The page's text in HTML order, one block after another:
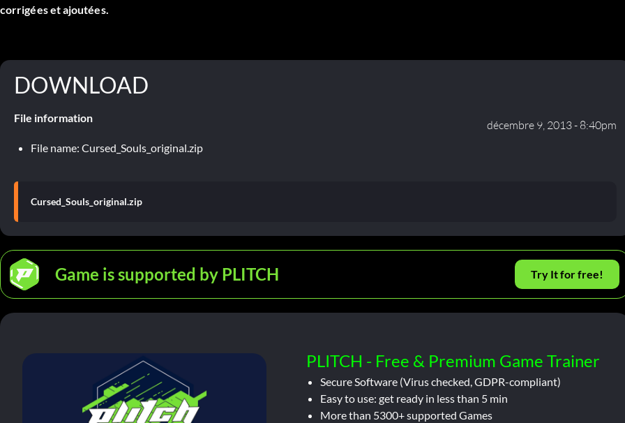
corrigées et ajoutées.
DOWNLOAD
File information
décembre 9, 2013 - 8:40pm
File name: Cursed_Souls_original.zip
Cursed_Souls_original.zip
Game is supported by PLITCH Try It for free!
PLITCH - Free & Premium Game Trainer
Secure Software (Virus checked, GDPR-compliant)
Easy to use: get ready in less than 5 min
More than 5300+ supported Games